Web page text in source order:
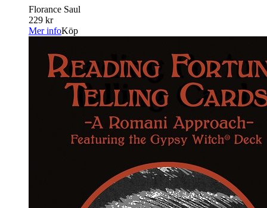
Florance Saul
229 kr
Mer infoKöp